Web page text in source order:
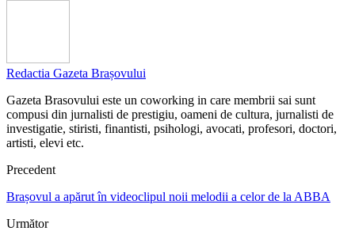
Redactia Gazeta Brașovului
Gazeta Brasovului este un coworking in care membrii sai sunt
compusi din jurnalisti de prestigiu, oameni de cultura, jurnalisti de
investigatie, stiristi, finantisti, psihologi, avocati, profesori, doctori,
artisti, elevi etc.
Precedent
Brașovul a apărut în videoclipul noii melodii a celor de la ABBA
Următor